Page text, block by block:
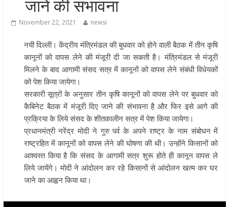
बढ़ाया उत्तराखंड का गौरव: मुख्यमंत्री
समय में पूर्ण हों: मुख्यमंत्री
खेल विजन, नई खेल नीति और लिगेसी
के अनुरूप आधुनिक खेल अवसंरचना
जाने की संभावना
November 22, 2021 newsi
नयी दिल्ली। केंद्रीय मंत्रिमंडल की बुधवार को होने वाली बैठक में तीन कृषि
कानूनों को वापस लेने की मंजूरी दी जा सकती है। मंत्रिमंडल से मंजूरी
मिलने के बाद आगामी संसद सत्र में कानूनों को वापस लेने संबंधी विधेयकों
को पेश किया जायेगा।
सरकारी सूत्रों के अनुसार तीन कृषि कानूनों को वापस लेने पर बुधवार को
कैबिनेट बैठक में मंजूरी दिए जाने की संभावना है और फिर इसे आगे की
प्रक्रिया के लिये संसद के शीतकालीन सत्र में पेश किया जायेगा।
प्रधानमंत्री नरेंद्र मोदी ने गुरु पर्व के अपने राष्ट्र के नाम संबोधन में
राष्ट्रहित में कानूनों को वापस लेने की घोषणा की थी। उन्होंने किसानों को
आश्वस्त किया है कि संसद के आगामी सत्र शुरू होते ही कानून वापस ले
लिये जायेंगे। मोदी ने आंदोलन कर रहे किसानों से आंदोलन खत्म कर घर
जाने का आह्वन किया था।